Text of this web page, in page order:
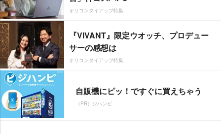
オリコンタイアップ特集
『VIVANT』限定ウオッチ、プロデュー
サーの感想は
オリコンタイアップ特集
自販機にピッ！ですぐに買えちゃう
（PR）ジハンピ